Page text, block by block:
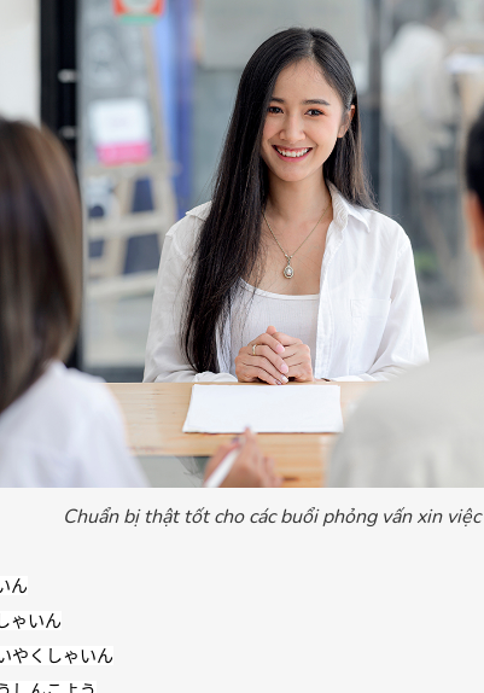
Chuẩn bị thật tốt cho các buổi phỏng vấn xin việc
ん
ゃいん
やくしゃいん